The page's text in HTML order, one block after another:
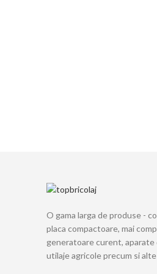
O gama larga de produse -
placa compactoare, mai
generatoare curent, aparate
utilaje agricole precum si